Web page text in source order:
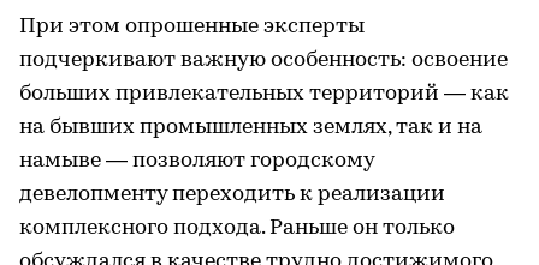
При этом опрошенные эксперты
подчеркивают важную особенность: освоение
больших привлекательных территорий — как
на бывших промышленных землях, так и на
намыве — позволяют городскому
девелопменту переходить к реализации
комплексного подхода. Раньше он только